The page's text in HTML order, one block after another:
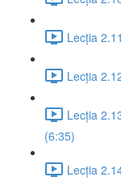
Lecția
Lecția
Lecția
(6:35)
Lecția